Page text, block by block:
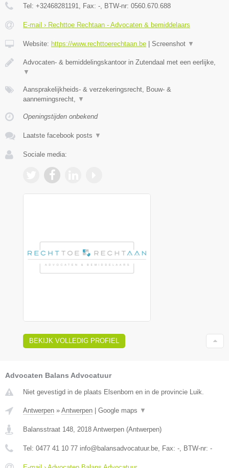
Tel: +32468281191, Fax: -, BTW-nr: 0560.670.688
E-mail › Rechttoe Rechtaan - Advocaten & bemiddelaars
Website: https://www.rechttoerechtaan.be Screenshot ▼
Advocaten- & bemiddelingskantoor in Zutendaal met een eerlijke,
▼
Aansprakelijkheids- & verzekeringsrecht, Bouw- &
aannemingsrecht, ▼
Openingstijden onbekend
Laatste facebook posts ▼
Sociale media:
BEKIJK VOLLEDIG PROFIEL
Advocaten Balans Advocatuur
Niet gevestigd in de plaats Elsenborn en in de provincie Luik.
Antwerpen » Antwerpen Google maps ▼
Balansstraat 148, 2018 Antwerpen (Antwerpen)
Tel: 0477 41 10 77 info@balansadvocatuur.be, Fax: -, BTW-nr: -